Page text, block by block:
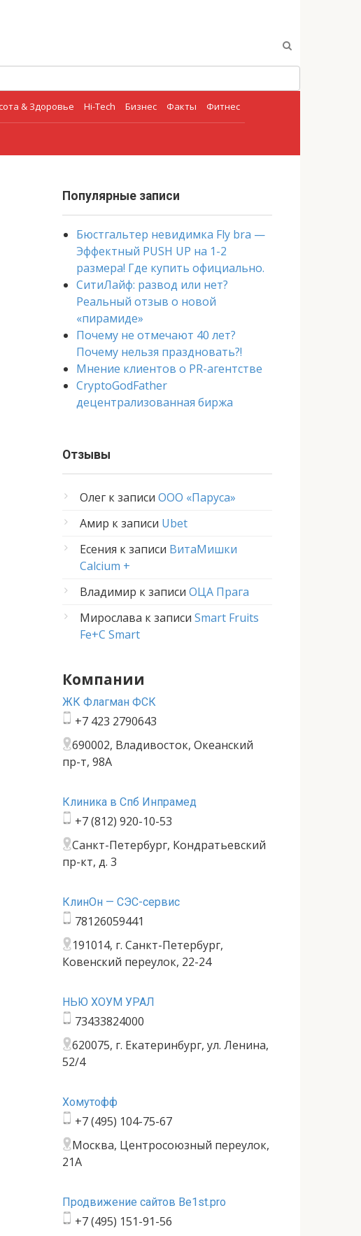
& Здоровье Hi-Tech Бизнес Факты Фитнес
Популярные записи
Бюстгальтер невидимка Fly bra —
Эффектный PUSH UP на 1-2
размера! Где купить официально.
СитиЛайф: развод или нет?
Реальный отзыв о новой
«пирамиде»
Почему не отмечают 40 лет?
Почему нельзя праздновать?!
Мнение клиентов о PR-агентстве
CryptoGodFather
децентрализованная биржа
Отзывы
Олег к записи ООО «Паруса»
Амир к записи Ubet
Есения к записи ВитаМишки
Calcium +
Владимир к записи ОЦА Прага
Мирослава к записи Smart Fruits
Fe+C Smart
Компании
ЖК Флагман ФСК
+7 423 2790643
690002, Владивосток, Океанский
пр-т, 98А
Клиника в Спб Инпрамед
+7 (812) 920-10-53
Санкт-Петербург, Кондратьевский
пр-кт, д. 3
КлинОн — СЭС-сервис
78126059441
191014, г. Санкт-Петербург,
Ковенский переулок, 22-24
НЬЮ ХОУМ УРАЛ
73433824000
620075, г. Екатеринбург, ул. Ленина,
52/4
Хомутофф
+7 (495) 104-75-67
Москва, Центросоюзный переулок,
21А
Продвижение сайтов Be1st.pro
+7 (495) 151-91-56